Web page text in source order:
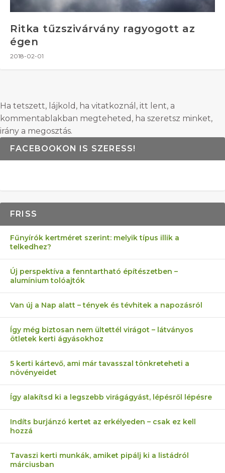
Ritka tűzszivárvány ragyogott az
égen
2018-02-01
Ha tetszett, lájkold, ha vitatkoznál, itt lent, a
kommentablakban megteheted, ha szeretsz minket,
irány a megosztás.
FACEBOOKON IS SZERESS!
FRISS
Fűnyírók kertméret szerint: melyik típus illik a
telkedhez?
Új perspektíva a fenntartható építészetben –
alumínium tolóajtók
Van új a Nap alatt – tények és tévhitek a napozásról
Így még biztosan nem ültettél virágot – látványos
ötletek kerti ágyásokhoz
5 kerti kártevő, ami már tavasszal tönkreteheti a
növényeidet
Így alakítsd ki a legszebb virágágyást, lépésről lépésre
Indíts burjánzó kertet az erkélyeden – csak ez kell
hozzá
Tavaszi kerti munkák, amiket pipálj ki a listádról
márciusban